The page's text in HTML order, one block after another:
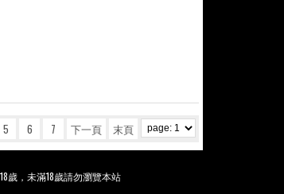
5 6 7 下一頁 末頁
歲，未滿18歲請勿瀏覽本站